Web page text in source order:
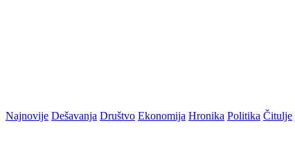
Najnovije Dešavanja Društvo Ekonomija Hronika Politika Čitulje